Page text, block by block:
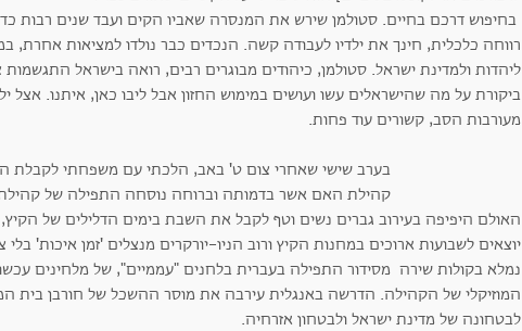
בחיפוש דרכם בחיים. סטולמן שירש את המנסרה שאביו הקים ועבד שנים רבות
רווחה כלכלית, חינך את ילדיו לעבודה קשה. הנכדים כבר נולדו למציאות אחרת,
ליהדות ולמדינת ישראל. סטולמן, כיהודים מבוגרים רבים, רואה בישראל התגשמות
ביקורת על מה שהישראלים עשו ועושים במימוש החזון אבל ליבו כאן, איתנו. אצל
מעורבות הסב, קשורים עוד פחות.
בערב שישי שאחרי צום ט' באב, הלכתי עם משפחתי לקבלת
האולם היפיפה בעירוב גברים נשים וטף לקבל את השבת בימים הדלילים של
יוצאים לשבועות ארוכים במחנות הקיץ ורוב הניו-יורקרים מנצלים 'זמן איכות'
נמלא בקולות שירה מסידור התפילה בעברית בלחנים "עממיים", של מלחינים
המוזיקלי של הקהילה. הדרשה באנגלית עירבה את מוסר ההשכל של חורבן בית
לבטחונה של מדינת ישראל ולבטחון אזרחיה.